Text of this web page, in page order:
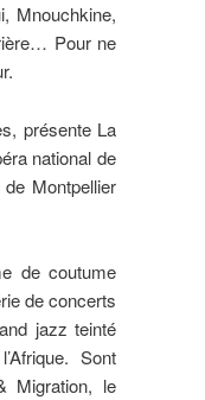
Mnouchkine,
Pour ne
présente La
national de
Montpellier
de coutume
de concerts
jazz teinté
Sont
Migration, le